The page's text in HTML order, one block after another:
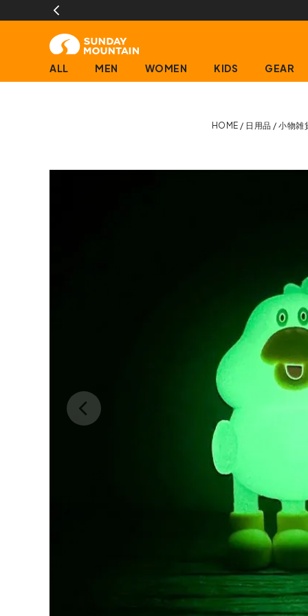
ALL MEN WOMEN KIDS GEAR
HOME 日用品 小物雑